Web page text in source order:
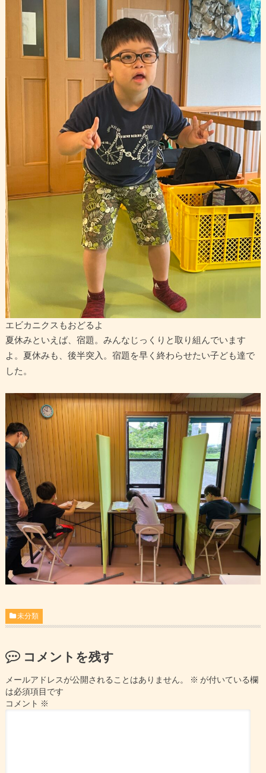
エビカニクスもおどるよ
夏休みといえば、宿題。みんなじっくりと取り組んでいます
よ。夏休みも、後半突入。宿題を早く終わらせたい子ども達で
した。
未分類
コメントを残す
メールアドレスが公開されることはありません。 ※ が付いている欄
は必須項目です
コメント ※